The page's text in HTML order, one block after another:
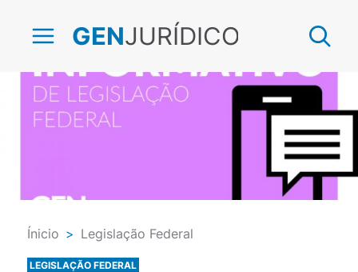
GENJURÍDICO
Ínicio > Legislação Federal
LEGISLAÇÃO FEDERAL